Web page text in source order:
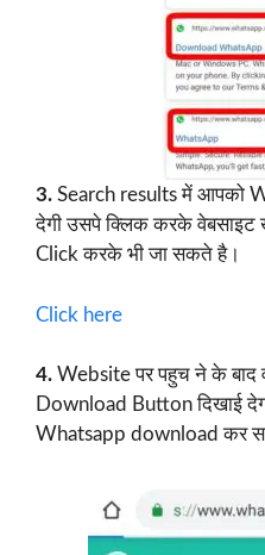
3. Search results में आपको
देगी उसपे क्लिक करके वेबसाइट
Click करके भी जा सकते है।
Click here
4. Website पर पहुच ने के बाद
Download Button दिखाई
Whatsapp download कर